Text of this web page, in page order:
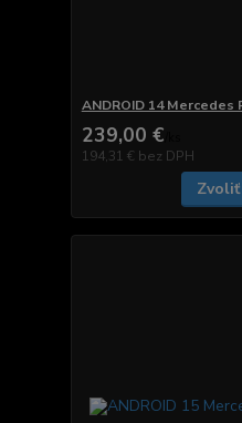
ANDROID 14 Mercedes
239,00 €
194,31 € bez DPH